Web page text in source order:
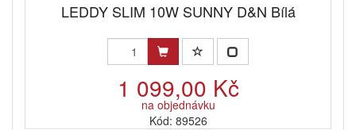
LEDDY SLIM 10W SUNNY D&N Bílá
1 099,00 Kč
na objednávku
Kód: 89526